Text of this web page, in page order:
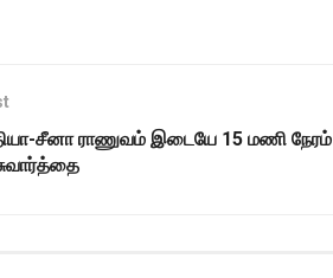
சீனா ராணுவம் இடையே 15 மணி நேரம்